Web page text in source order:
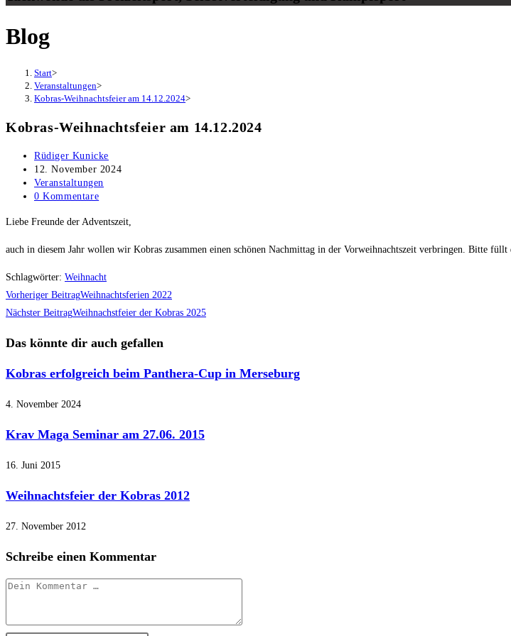
Blog
Start>
Veranstaltungen>
Kobras-Weihnachtsfeier am 14.12.2024>
Kobras-Weihnachtsfeier am 14.12.2024
Beitrags-
Autor:
Rüdiger Kunicke
Beitrag
veröffentlicht:
12. November 2024
Beitrags-
Kategorie:
Veranstaltungen
Beitrags-
0 Kommentare
Liebe Freunde der Adventszeit,
auch in diesem Jahr wollen wir Kobras zusammen einen schönen Nachmittag in der Vorweihnachtszeit verbringen. Bitte
Schlagwörter: Weihnacht
Weitere
Artikel
ansehen
Vorheriger BeitragWeihnachtsferien 2022
Nächster BeitragWeihnachstfeier der Kobras 2025
Das könnte dir auch gefallen
Kobras erfolgreich beim Panthera-Cup in Merseburg
4. November 2024
Krav Maga Seminar am 27.06. 2015
16. Juni 2015
Weihnachtsfeier der Kobras 2012
27. November 2012
Schreibe einen Kommentar
Kommentar